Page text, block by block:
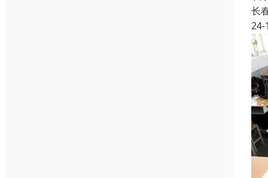
长
24-